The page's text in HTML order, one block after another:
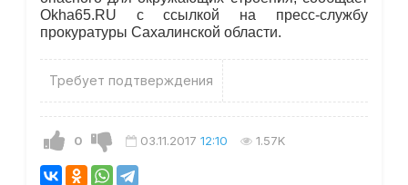
Okha65.RU с ссылкой на пресс-службу
прокуратуры Сахалинской области.
Требует подтверждения
0 03.11.2017 12:10 1.57K